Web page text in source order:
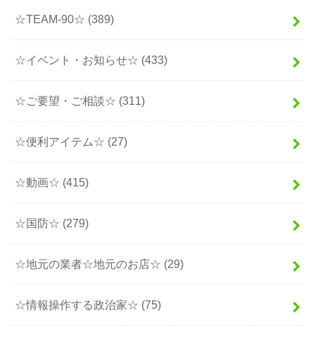
☆TEAM-90☆ (389)
☆イベント・お知らせ☆ (433)
☆ご要望・ご相談☆ (311)
☆便利アイテム☆ (27)
☆動画☆ (415)
☆国防☆ (279)
☆地元の業者☆地元のお店☆ (29)
☆情報操作する政治家☆ (75)